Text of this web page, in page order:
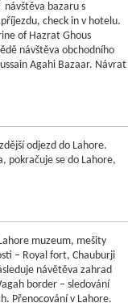
návštěva bazaru s
check in v hotelu.
of Hazrat Ghous
návštěva obchodního
Agahi Bazaar. Návrat
odjezd do Lahore.
pokračuje se do Lahore,
muzeum, mešity
– Royal fort, Chauburji
návětěva zahrad
border – sledování
Přenocování v Lahore.